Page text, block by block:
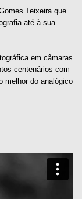
Teixeira que
até à sua
em câmaras
centenários com
melhor do analógico